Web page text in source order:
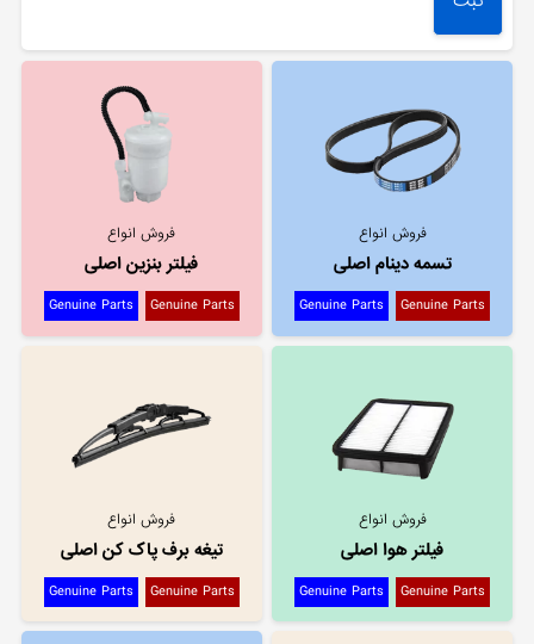
فروش انواع
تسمه دینام اصلی
Genuine Parts
Genuine Parts
فروش انواع
فیلتر بنزین اصلی
Genuine Parts
Genuine Parts
فروش انواع
فیلتر هوا اصلی
Genuine Parts
Genuine Parts
فروش انواع
تیغه برف پاک کن اصلی
Genuine Parts
Genuine Parts